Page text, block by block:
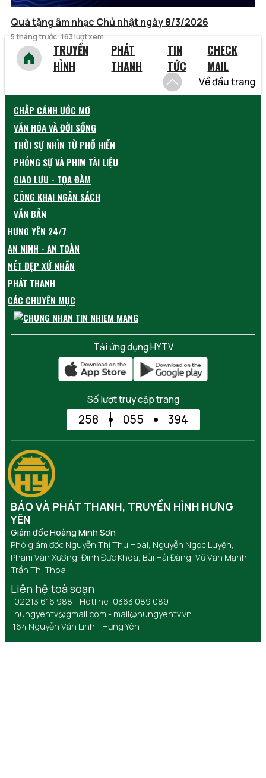
Quà tặng âm nhạc Chủ nhật ngày 8/3/2026
5 tháng trước 163 lượt xem
TRUYỀN
HÌNH
PHÁT
THANH
TIN
TỨC
CHECK
MAIL
Về đầu trang
CHẮP CÁNH ƯỚC MƠ
VĂN HÓA VÀ ĐỜI SỐNG
THỜI SỰ NHÌN TỪ PHỐ HIẾN
PHÓNG SỰ VÀ PHIM TÀI LIỆU
GIAO LƯU - TỌA ĐÀM
CÔNG KHAI NGÂN SÁCH
VĂN BẢN
HƯNG YÊN 24/7
AN NINH - AN TOÀN
NÉT ĐẸP XỨ NHÃN
PHÁT THANH
CÁC CHUYÊN MỤC
Tải ứng dụng HYTV
Số lượt truy cập trang
258 055 394
BÁO VÀ PHÁT THANH, TRUYỀN HÌNH HƯNG
YÊN
Giám đốc Hoàng Minh Sơn
Phó giám đốc Nguyễn Thị Thu Hoài, Nguyễn Ngọc Luyện,
Phạm Văn Xướng, Đinh Đức Khoa, Bùi Hải Đăng, Vũ Văn Mạnh,
Trần Thị Thoa
Liên hệ toà soạn
02213 616 988 - Hotline: 0363 089 089
hungyentv@gmail.com - mail@hungyentv.vn
164 Nguyễn Văn Linh - Hưng Yên